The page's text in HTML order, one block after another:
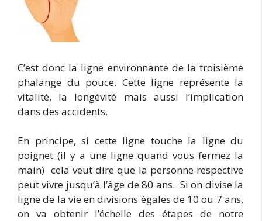
C’est donc la ligne environnante de la troisième
phalange du pouce. Cette ligne représente la
vitalité, la longévité mais aussi l’implication
dans des accidents.
En principe, si cette ligne touche la ligne du
poignet (il y a une ligne quand vous fermez la
main) cela veut dire que la personne respective
peut vivre jusqu’à l’âge de 80 ans. Si on divise la
ligne de la vie en divisions égales de 10 ou 7 ans,
on va obtenir l’échelle des étapes de notre